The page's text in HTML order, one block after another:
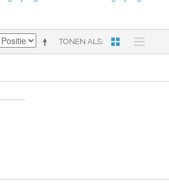
TONEN ALS